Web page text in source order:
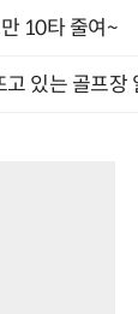
10타 줄여~
있는 골프장